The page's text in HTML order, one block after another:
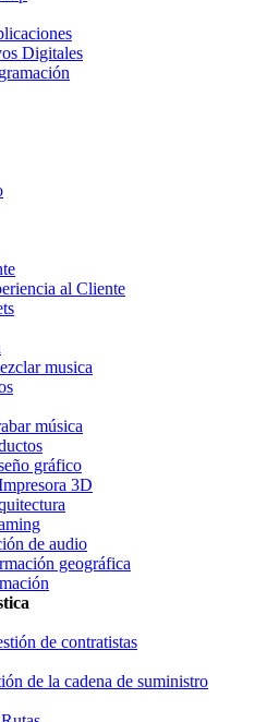
Digitales
al Cliente
musica
música
gráfico
3D
de audio
geográfica
de contratistas
de la cadena de suministro